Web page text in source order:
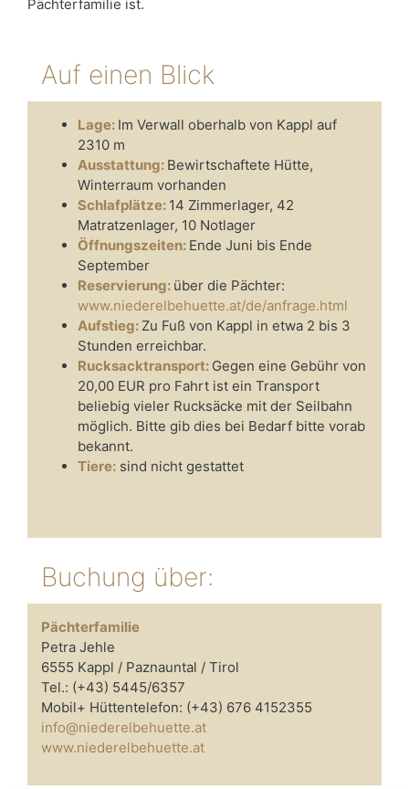
Pächterfamilie ist.
Auf einen Blick
Lage: Im Verwall oberhalb von Kappl auf
2310 m
Ausstattung: Bewirtschaftete Hütte,
Winterraum vorhanden
Schlafplätze: 14 Zimmerlager, 42
Matratzenlager, 10 Notlager
Öffnungszeiten: Ende Juni bis Ende
September
Reservierung: über die Pächter:
www.niederelbehuette.at/de/anfrage.html
Aufstieg: Zu Fuß von Kappl in etwa 2 bis 3
Stunden erreichbar.
Rucksacktransport: Gegen eine Gebühr von
20,00 EUR pro Fahrt ist ein Transport
beliebig vieler Rucksäcke mit der Seilbahn
möglich. Bitte gib dies bei Bedarf bitte vorab
bekannt.
Tiere: sind nicht gestattet
Buchung über:
Pächterfamilie
Petra Jehle
6555 Kappl / Paznauntal / Tirol
Tel.: (+43) 5445/6357
Mobil+ Hüttentelefon: (+43) 676 4152355
info@niederelbehuette.at
www.niederelbehuette.at